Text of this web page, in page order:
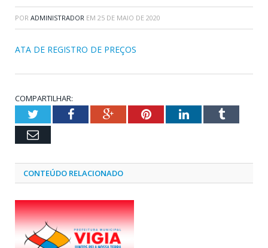
POR ADMINISTRADOR EM 25 DE MAIO DE 2020
ATA DE REGISTRO DE PREÇOS
COMPARTILHAR:
TwitterFacebookGoogle+PinterestLinkedInTumblr
Email
CONTEÚDO RELACIONADO